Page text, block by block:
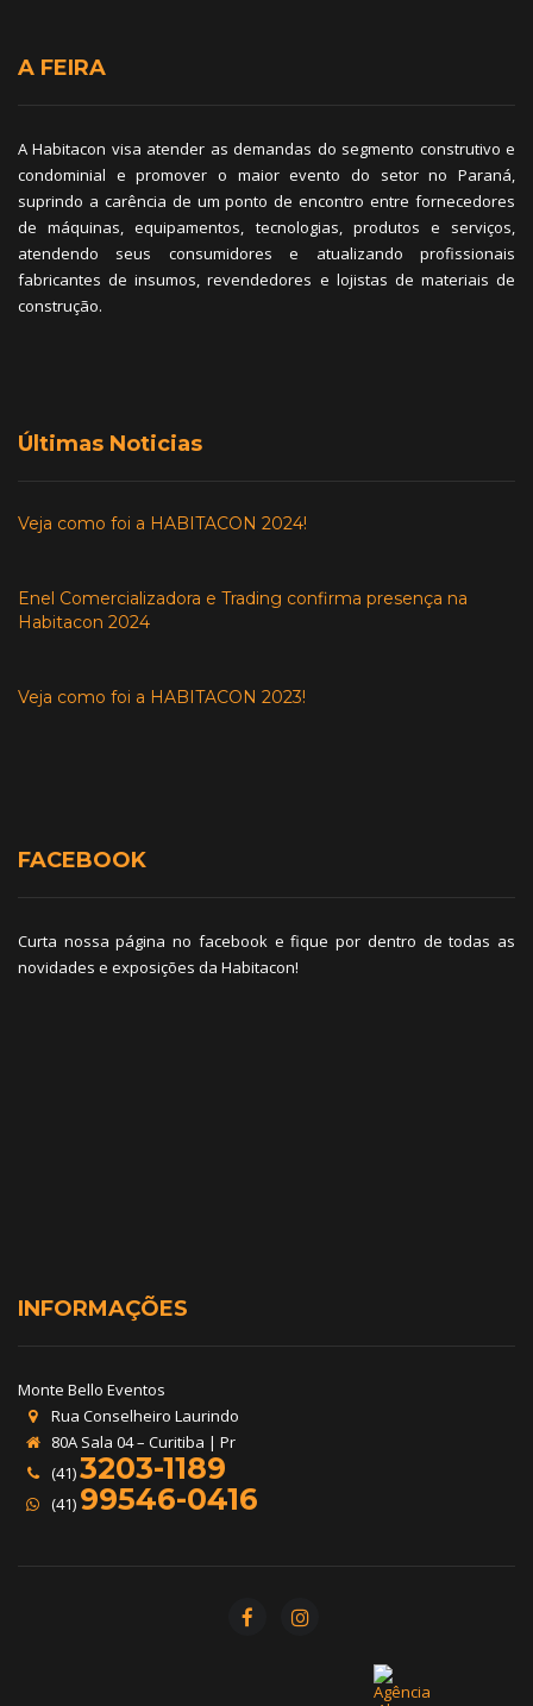
A FEIRA
A Habitacon visa atender as demandas do segmento construtivo e
condominial e promover o maior evento do setor no Paraná,
suprindo a carência de um ponto de encontro entre fornecedores
de máquinas, equipamentos, tecnologias, produtos e serviços,
atendendo seus consumidores e atualizando profissionais
fabricantes de insumos, revendedores e lojistas de materiais de
construção.
Últimas Noticias
Veja como foi a HABITACON 2024!
Enel Comercializadora e Trading confirma presença na
Habitacon 2024
Veja como foi a HABITACON 2023!
FACEBOOK
Curta nossa página no facebook e fique por dentro de todas as
novidades e exposições da Habitacon!
INFORMAÇÕES
Monte Bello Eventos
Rua Conselheiro Laurindo
80A Sala 04 – Curitiba | Pr
(41)3203-1189
(41) 99546-0416